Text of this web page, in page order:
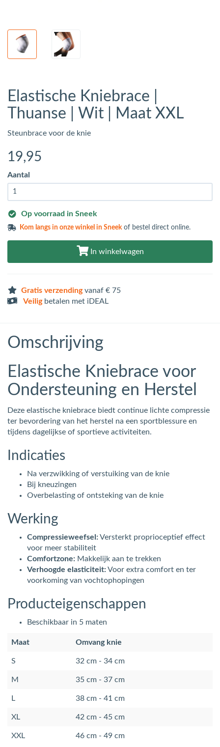
Elastische Kniebrace |
Thuanse | Wit | Maat XXL
Steunbrace voor de knie
19,95
Aantal
Op voorraad in Sneek
Kom langs inonze winkel in Sneek of bestel direct online.
In winkelwagen
Gratis verzendingvanaf € 75
Veiligbetalen met iDEAL
Omschrijving
Elastische Kniebrace voor
Ondersteuning en Herstel
Deze elastische kniebrace biedt continue lichte compressie
ter bevordering van het herstel na een sportblessure en
tijdens dagelijkse of sportieve activiteiten.
Indicaties
Na verzwikking of verstuiking van de knie
Bij kneuzingen
Overbelasting of ontsteking van de knie
Werking
Compressieweefsel:Versterkt proprioceptief effect
voor meer stabiliteit
Comfortzone: Makkelijk aan te trekken
Verhoogde elasticiteit:Voor extra comfort en ter
voorkoming van vochtophopingen
Producteigenschappen
Beschikbaar in 5 maten
Maat Omvang knie
S 32 cm - 34 cm
M 35 cm - 37 cm
L 38 cm - 41 cm
XL 42 cm - 45 cm
XXL 46 cm - 49 cm